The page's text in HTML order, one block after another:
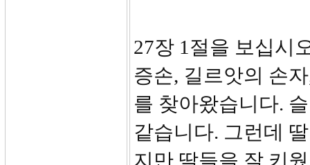
27장 1절을 보십시
증손, 길르앗의 손
를 찾아왔습니다.
같습니다. 그런데
지만 딸들을 잘 키